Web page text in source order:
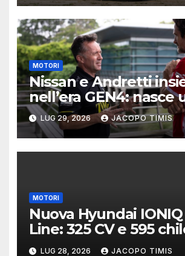
MOTORI
Nissan e Andretti
nell’era GEN4: nasce
delle alleanze più
della Formula E
LUG 29, 2026 JACOPO TIMIS
MOTORI
Nuova Hyundai IONIQ
Line: 325 CV e 595
di autonomia
LUG 28, 2026 JACOPO TIMIS